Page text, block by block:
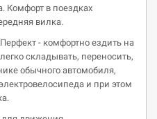
Комфорт в поездках
вилка.
- комфортно ездить на
складывать, переносить,
обычного автомобиля,
и при этом